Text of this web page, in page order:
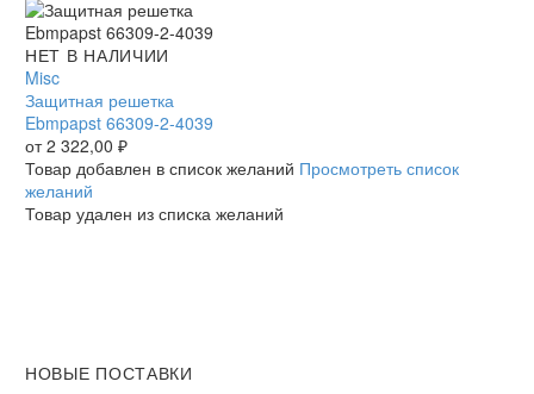
Защитная
решетка
Ebmpapst
66309-
2-
4039
НЕТ В НАЛИЧИИ
Misc
Защитная решетка
Ebmpapst 66309-2-4039
от2 322,00 ₽
Товар добавлен в список желаний Просмотреть список
желаний
Товар удален из списка желаний
НОВЫЕ ПОСТАВКИ